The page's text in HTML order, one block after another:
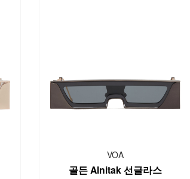
VOA
골든 Alnitak 선글라스